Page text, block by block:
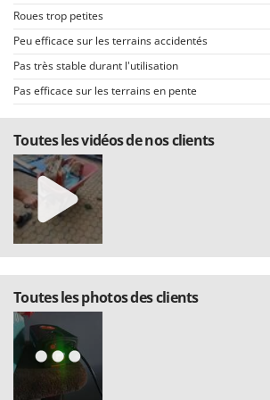
Roues trop petites
Peu efficace sur les terrains accidentés
Pas très stable durant l'utilisation
Pas efficace sur les terrains en pente
Toutes les vidéos de nos clients
Toutes les photos des clients